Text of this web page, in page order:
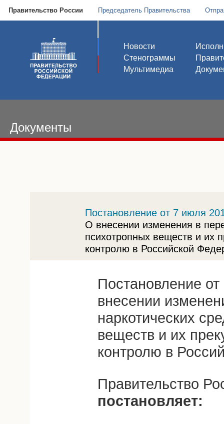
Правительство России Председатель Правительства
Новости
Стенограммы
Мультимедиа
Документы
Постановление от 7 июля
О внесении изменения в
психотропных веществ и их
контролю в Российской
Постановление
внесении
наркотических
веществ и их
контролю в
Правительство
постановляет: